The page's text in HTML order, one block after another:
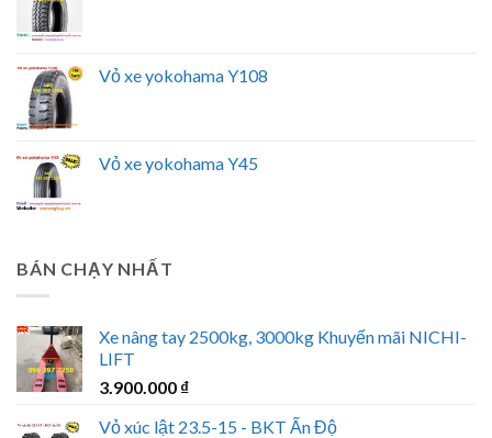
Vỏ xe yokohama Y108
Vỏ xe yokohama Y45
BÁN CHẠY NHẤT
Xe nâng tay 2500kg, 3000kg Khuyến mãi NICHI-
LIFT
3.900.000 ₫
Vỏ xúc lật 23.5-15 - BKT Ấn Độ